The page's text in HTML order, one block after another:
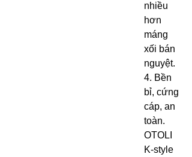
nhiều
hơn
máng
xối bán
nguyệt.
4. Bền
bỉ, cứng
cáp, an
toàn.
OTOLI
K-style